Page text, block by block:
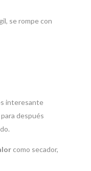
se rompe con
interesante
después
como secador,